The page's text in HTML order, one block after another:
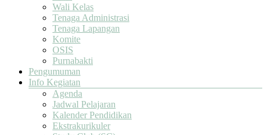
Wali Kelas
Tenaga Administrasi
Tenaga Lapangan
Komite
OSIS
Purnabakti
Pengumuman
Info Kegiatan
Agenda
Jadwal Pelajaran
Kalender Pendidikan
Ekstrakurikuler